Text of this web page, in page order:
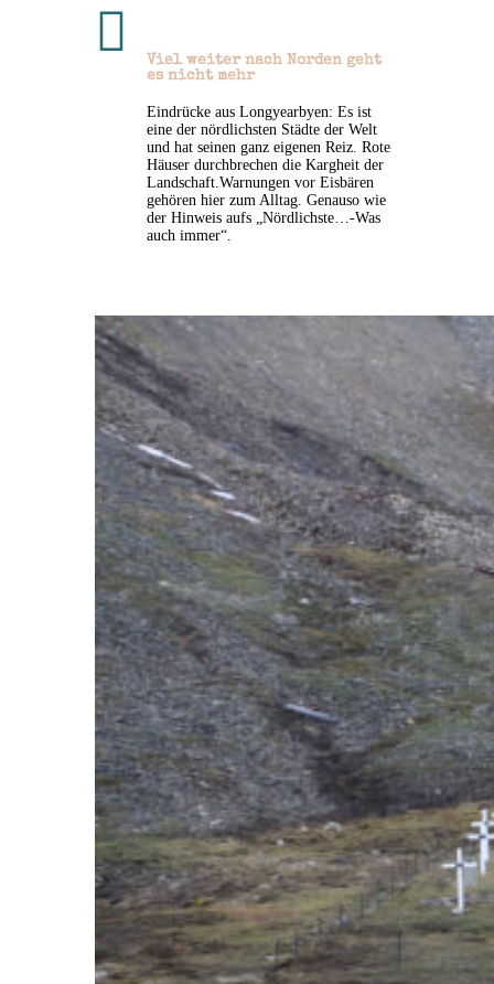

Viel weiter nach Norden geht
es nicht mehr
Eindrücke aus Longyearbyen: Es ist
eine der nördlichsten Städte der Welt
und hat seinen ganz eigenen Reiz. Rote
Häuser durchbrechen die Kargheit der
Landschaft.Warnungen vor Eisbären
gehören hier zum Alltag. Genauso wie
der Hinweis aufs „Nördlichste…-Was
auch immer“.